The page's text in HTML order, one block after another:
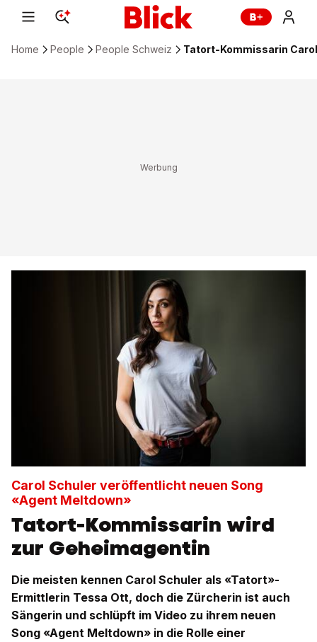
Home People People Schweiz Tatort-Kommissarin
Carol Schuler veröffentlicht neuen Song
«Agent Meltdown»
Tatort-Kommissarin wird
zur Geheimagentin
Die meisten kennen Carol Schuler als «Tatort»-
Ermittlerin Tessa Ott, doch die Zürcherin ist auch
Sängerin und schlüpft im Video zu ihrem neuen
Song «Agent Meltdown» in die Rolle einer